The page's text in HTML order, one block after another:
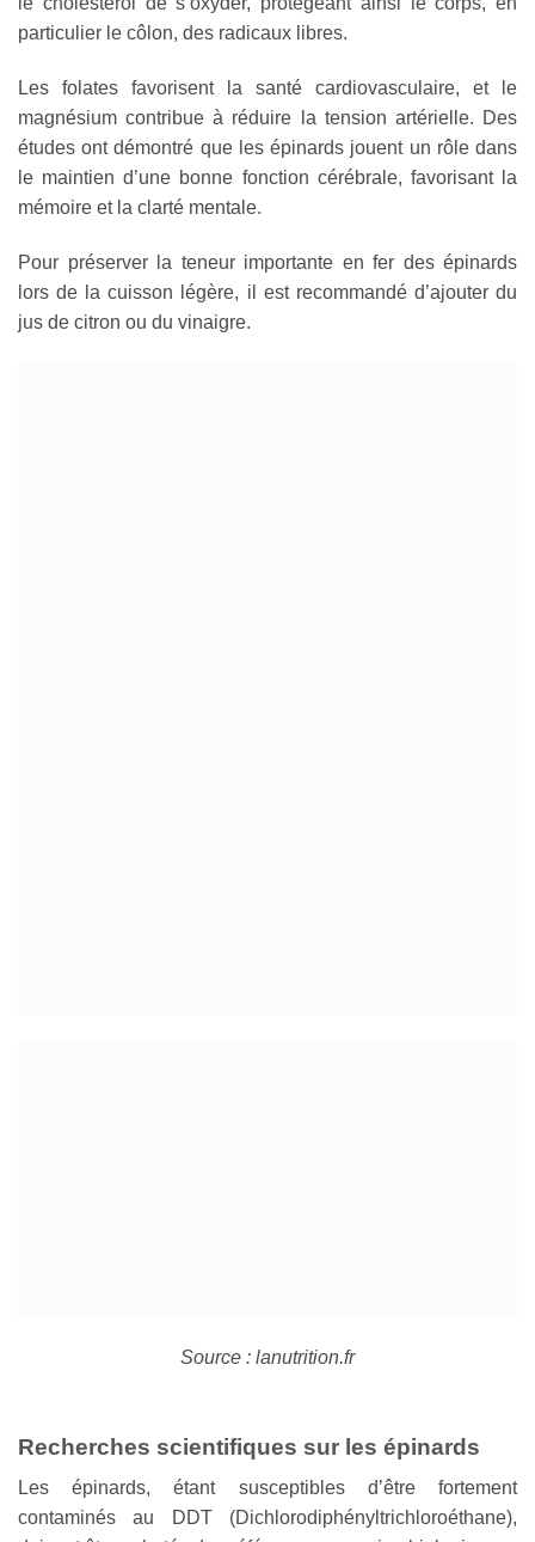
particulier le côlon, des radicaux libres.
Les folates favorisent la santé cardiovasculaire, et le
magnésium contribue à réduire la tension artérielle. Des
études ont démontré que les épinards jouent un rôle dans
le maintien d’une bonne fonction cérébrale, favorisant la
mémoire et la clarté mentale.
Pour préserver la teneur importante en fer des épinards
lors de la cuisson légère, il est recommandé d’ajouter du
jus de citron ou du vinaigre.
Source : lanutrition.fr
Recherches scientifiques sur les épinards
Les épinards, étant susceptibles d’être fortement
contaminés au DDT (Dichlorodiphényltrichloroéthane),